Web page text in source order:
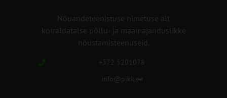
Nõuandeteenistuse nimetuse alt
korraldatalse põllu- ja maamajanduslikke
nõustamisteenuseid.
+372 5201078
info@pikk.ee